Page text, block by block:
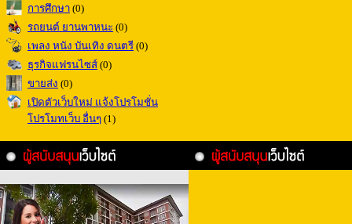
การศึกษา (0)
รถยนต์ ยานพาหนะ (0)
เพลง หนัง บันเทิง ดนตรี (0)
ธุรกิจแฟรนไซส์ (0)
ขายส่ง (0)
เปิดตัวเว็บใหม่ แจ้งโปรโมชั่น
โปรโมทเว็บ อื่นๆ (1)